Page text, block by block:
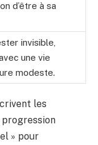
d’être à sa
invisible,
une vie
modeste.
les
progression
» pour